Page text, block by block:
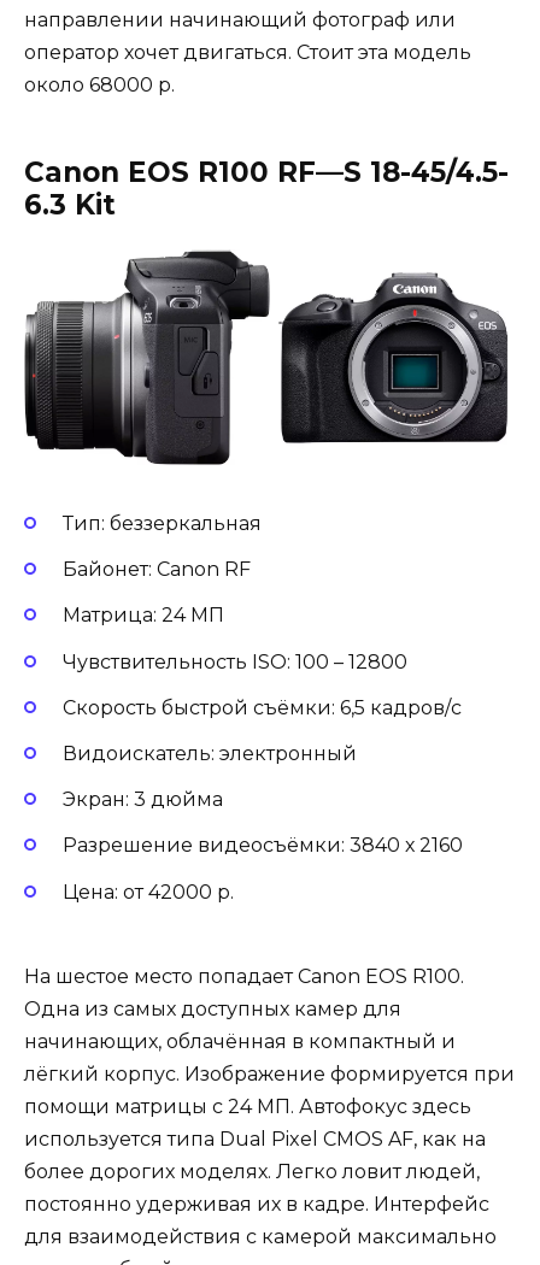
направлении начинающий фотограф или
оператор хочет двигаться. Стоит эта модель
около 68000 р.
Canon EOS R100 RF—S 18-45/4.5-
6.3 Kit
Тип: беззеркальная
Байонет: Canon RF
Матрица: 24 МП
Чувствительность ISO: 100 – 12800
Скорость быстрой съёмки: 6,5 кадров/с
Видоискатель: электронный
Экран: 3 дюйма
Разрешение видеосъёмки: 3840 х 2160
Цена: от 42000 р.
На шестое место попадает Canon EOS R100.
Одна из самых доступных камер для
начинающих, облачённая в компактный и
лёгкий корпус. Изображение формируется при
помощи матрицы с 24 МП. Автофокус здесь
используется типа Dual Pixel CMOS AF, как на
более дорогих моделях. Легко ловит людей,
постоянно удерживая их в кадре. Интерфейс
для взаимодействия с камерой максимально